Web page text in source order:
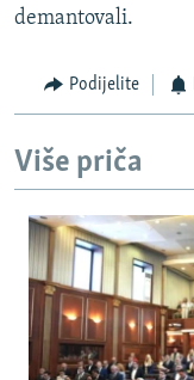
demantovali.
Podijelite
Više priča